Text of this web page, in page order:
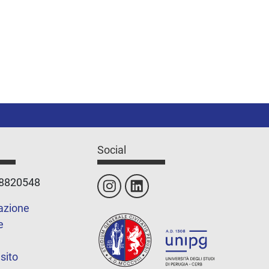
Social